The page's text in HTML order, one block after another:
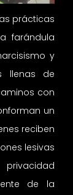
prácticas
farándula
y
llenas de
con
un
reciben
lesivas
de la